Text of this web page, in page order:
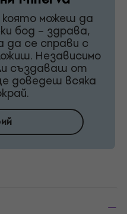
която можеш да
бод – здрава,
да се справи с
Независимо
създаваш от
доведеш всяка